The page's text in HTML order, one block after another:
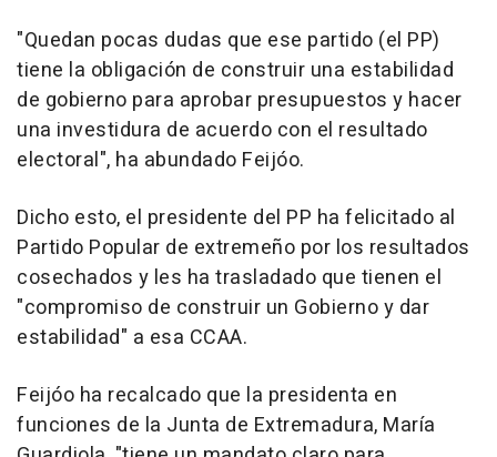
"Quedan pocas dudas que ese partido (el PP)
tiene la obligación de construir una estabilidad
de gobierno para aprobar presupuestos y hacer
una investidura de acuerdo con el resultado
electoral", ha abundado Feijóo.
Dicho esto, el presidente del PP ha felicitado al
Partido Popular de extremeño por los resultados
cosechados y les ha trasladado que tienen el
"compromiso de construir un Gobierno y dar
estabilidad" a esa CCAA.
Feijóo ha recalcado que la presidenta en
funciones de la Junta de Extremadura, María